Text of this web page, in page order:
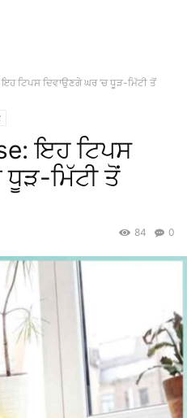
ਟਿਪਸ ਦਿਵਾਉਣਗੇ ਘਰ ’ਚ ਧੂੜ-ਮਿੱਟੀ ਤੋਂ
ਇਹ ਟਿਪਸ
ਧੂੜ-ਮਿੱਟੀ ਤੋਂ
0
84